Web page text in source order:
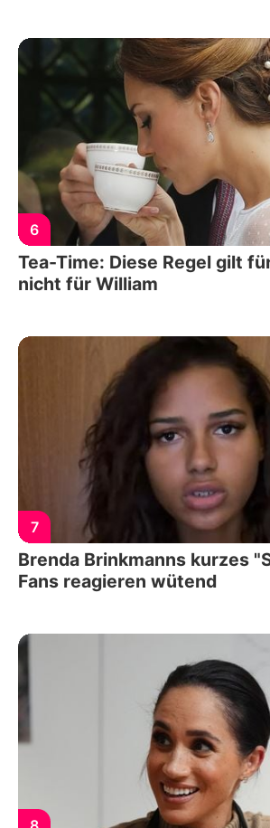
6
Tea-Time: Diese Regel gilt
nicht für William
7
Brenda Brinkmanns kurzes
Fans reagieren wütend